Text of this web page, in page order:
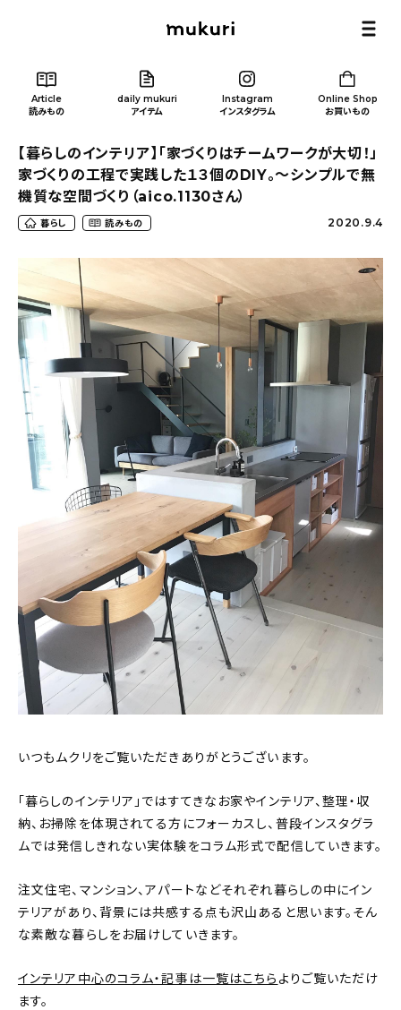
Article
読みもの
daily mukuri
アイテム
Instagram
インスタグラム
Online Shop
お買いもの
カテゴリー一覧
新着記事
人気の記事
おすすめの記事
コラム
インテリア
収納/掃除
暮らし
daily mukuri / アイテム
カテゴリー一覧
新着記事
人気の記事
おすすめの記事
インテリア
日用品
【暮らしのインテリア】「家づくりはチームワークが大切！」
家づくりの工程で実践した１３個のDIY。〜シンプルで無
機質な空間づくり（aico.1130さん）
暮らし 読みもの 2020.9.4
いつもムクリをご覧いただきありがとうございます。
「暮らしのインテリア」ではすてきなお家やインテリア、整理・収
納、お掃除を体現されてる方にフォーカスし、普段インスタグラ
ムでは発信しきれない実体験をコラム形式で配信していきます。
注文住宅、マンション、アパートなどそれぞれ暮らしの中にイン
テリアがあり、背景には共感する点も沢山あると思います。そん
な素敵な暮らしをお届けしていきます。
インテリア中心のコラム・記事は一覧はこちら よりご覧いただけ
ます。